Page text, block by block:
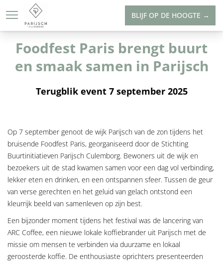
BLIJF OP DE HOOGTE →
Foodfest Paris brengt buurt
en smaak samen in Parijsch
Terugblik event 7 september 2025
Op 7 september genoot de wijk Parijsch van de zon tijdens het
bruisende Foodfest Paris, georganiseerd door de Stichting
Buurtinitiatieven Parijsch Culemborg. Bewoners uit de wijk en
bezoekers uit de stad kwamen samen voor een dag vol verbinding,
lekker eten en drinken, en een ontspannen sfeer. Tussen de geur
van verse gerechten en het geluid van gelach ontstond een
kleurrijk beeld van samenleven op zijn best.
Een bijzonder moment tijdens het festival was de lancering van
ARC Coffee, een nieuwe lokale koffiebrander uit Parijsch met de
missie om mensen te verbinden via duurzame en lokaal
geroosterde koffie. De enthousiaste oprichters presenteerden